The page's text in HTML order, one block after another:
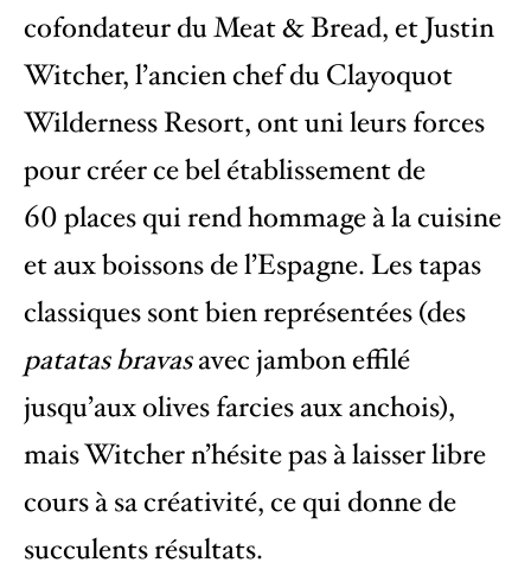
cofondateur du Meat & Bread, et Justin
Witcher, l’ancien chef du Clayoquot
Wilderness Resort, ont uni leurs forces
pour créer ce bel établissement de
60 places qui rend hommage à la cuisine
et aux boissons de l’Espagne. Les tapas
classiques sont bien représentées (des
patatas bravasavec jambon effilé
jusqu’aux olives farcies aux anchois),
mais Witcher n’hésite pas à laisser libre
cours à sa créativité, ce qui donne de
succulents résultats.